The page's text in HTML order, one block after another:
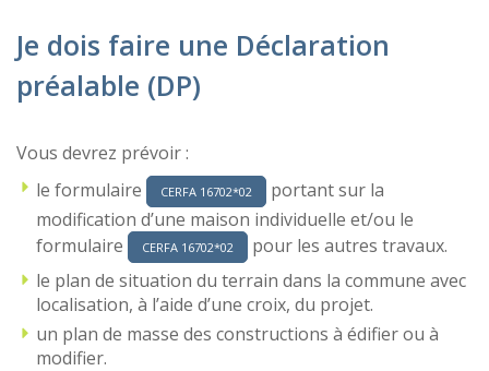
Je dois faire une Déclaration
préalable (DP)
Vous devrez prévoir :
le formulaire
CERFA 16702*02
portant sur la
modification d’une maison individuelle et/ou le
formulaire
CERFA 16702*02
pour les autres travaux.
le plan de situation du terrain dans la commune avec
localisation, à l’aide d’une croix, du projet.
un plan de masse des constructions à édifier ou à
modifier.